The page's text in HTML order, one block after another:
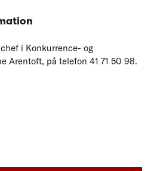
i Konkurrence- og
Arentoft, på telefon 41 71 50 98.